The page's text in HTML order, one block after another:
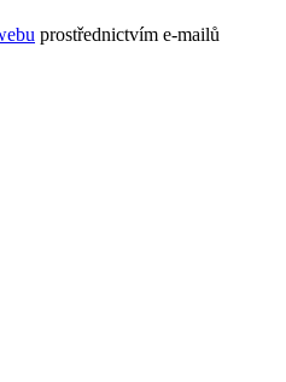
prostřednictvím e-mailů